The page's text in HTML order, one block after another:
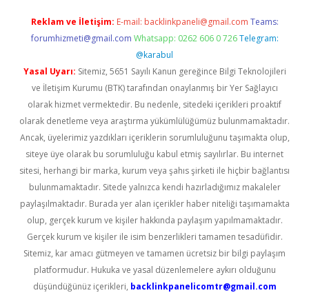
Reklam ve İletişim: E-mail: backlinkpaneli@gmail.com Teams:
forumhizmeti@gmail.com Whatsapp: 0262 606 0 726 Telegram:
@karabul
Yasal Uyarı: Sitemiz, 5651 Sayılı Kanun gereğince Bilgi Teknolojileri
ve İletişim Kurumu (BTK) tarafından onaylanmış bir Yer Sağlayıcı
olarak hizmet vermektedir. Bu nedenle, sitedeki içerikleri proaktif
olarak denetleme veya araştırma yükümlülüğümüz bulunmamaktadır.
Ancak, üyelerimiz yazdıkları içeriklerin sorumluluğunu taşımakta olup,
siteye üye olarak bu sorumluluğu kabul etmiş sayılırlar. Bu internet
sitesi, herhangi bir marka, kurum veya şahıs şirketi ile hiçbir bağlantısı
bulunmamaktadır. Sitede yalnızca kendi hazırladığımız makaleler
paylaşılmaktadır. Burada yer alan içerikler haber niteliği taşımamakta
olup, gerçek kurum ve kişiler hakkında paylaşım yapılmamaktadır.
Gerçek kurum ve kişiler ile isim benzerlikleri tamamen tesadüfidir.
Sitemiz, kar amacı gütmeyen ve tamamen ücretsiz bir bilgi paylaşım
platformudur. Hukuka ve yasal düzenlemelere aykırı olduğunu
düşündüğünüz içerikleri, backlinkpanelicomtr@gmail.com